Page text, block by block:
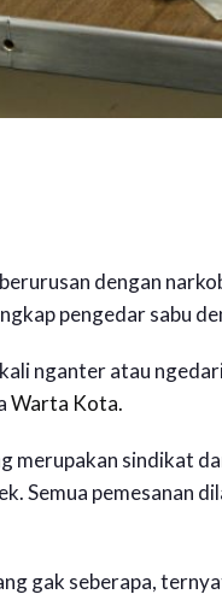
dengan
pengedar sabu
nganter atau
Warta Kota.
merupakan sindikat
Semua pemesanan
gak seberapa,